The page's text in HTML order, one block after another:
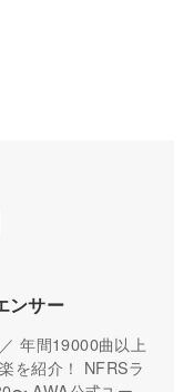
ンサー
年間19000曲以上
を紹介！ NFRSラ